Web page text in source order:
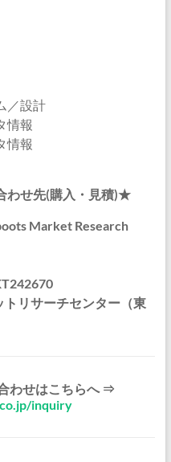
／設計
情報
情報
わせ先(購入・見積)★
Market Research
リサーチセンター（東
わせはこちらへ ⇒
inquiry